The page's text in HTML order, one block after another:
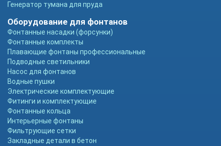
Генератор тумана для пруда
Оборудование для фонтанов
Фонтанные насадки (форсунки)
Фонтанные комплекты
Плавающие фонтаны профессиональные
Подводные светильники
Насос для фонтанов
Водные пушки
Электрические комплектующие
Фитинги и комплектующие
Фонтанные кольца
Интерьерные фонтаны
Фильтрующие сетки
Закладные детали в бетон